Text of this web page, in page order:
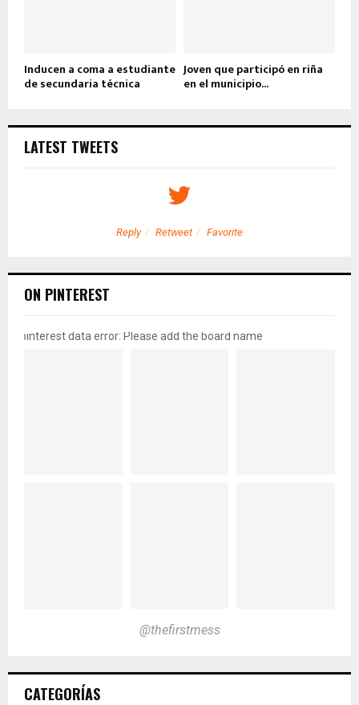
Inducen a coma a estudiante
de secundaria técnica
Joven que participó en riña
en el municipio...
LATEST TWEETS
Reply Retweet Favorite
ON PINTEREST
pinterest data error: Please add the board name
@thefirstmess
CATEGORÍAS